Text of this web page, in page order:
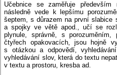
Učebnice se zaměřuje
následně vede k lepšímu
šeptem, s důrazem na první
a spojky ve větě apod., učí se
plynule, správně, s
čtyřech opakovacích, jsou hojně
s otázkou a odpovědí,
vyhledávání slov, která do textu
v textu a prostoru, kresba ad.